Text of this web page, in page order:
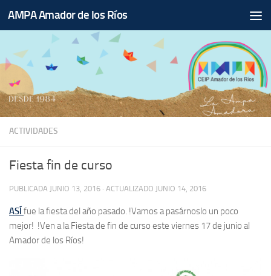
Saltar al contenido
AMPA Amador de los Ríos
ACTIVIDADES
Fiesta fin de curso
PUBLICADA JUNIO 13, 2016 · ACTUALIZADO JUNIO 14, 2016
ASÍ fue la fiesta del año pasado. !Vamos a pasárnoslo un poco
mejor! !Ven a la Fiesta de fin de curso este viernes 17 de junio al
Amador de los Ríos!